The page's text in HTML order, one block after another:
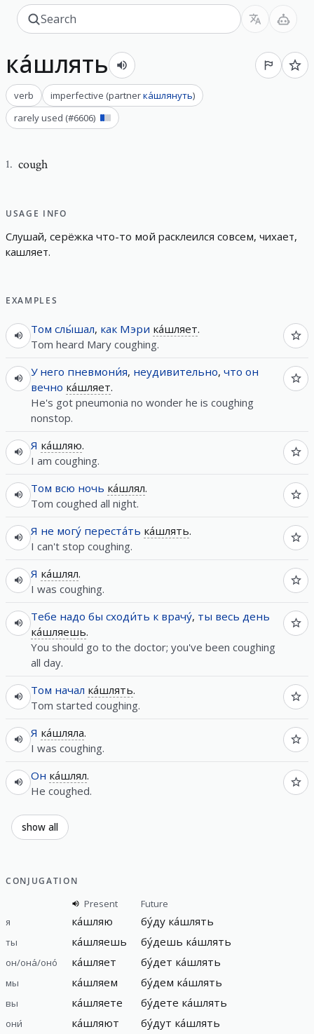
ка́шлять
verb imperfective (partnerка́шлянуть)
rarely used (#6606)
1. cough
USAGE INFO
Слушай, серёжка что-то мой расклеился совсем, чихает,
кашляет.
EXAMPLES
Том слы́шал, как Мэри ка́шляет.
Tom heard Mary coughing.
У него пневмони́я, неудивительно, что он
вечно ка́шляет.
He's got pneumonia no wonder he is coughing
nonstop.
Я ка́шляю.
I am coughing.
Том всю ночь ка́шлял.
Tom coughed all night.
Я не могу́ переста́ть ка́шлять.
I can't stop coughing.
Я ка́шлял.
I was coughing.
Тебе надо бы сходи́ть к врачу́, ты весь день
ка́шляешь.
You should go to the doctor; you've been coughing
all day.
Том начал ка́шлять.
Tom started coughing.
Я ка́шляла.
I was coughing.
Он ка́шлял.
He coughed.
show all
CONJUGATION
Present
Future
я
ка́шляю бу́ду ка́шлять
ты ка́шляешь бу́дешь ка́шлять
он/она́/оно́ ка́шляет бу́дет ка́шлять
мы ка́шляем бу́дем ка́шлять
вы ка́шляете бу́дете ка́шлять
они́ ка́шляют бу́дут ка́шлять